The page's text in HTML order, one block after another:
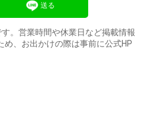
送る
。営業時間や休業日など掲載情報
、お出かけの際は事前に公式HP